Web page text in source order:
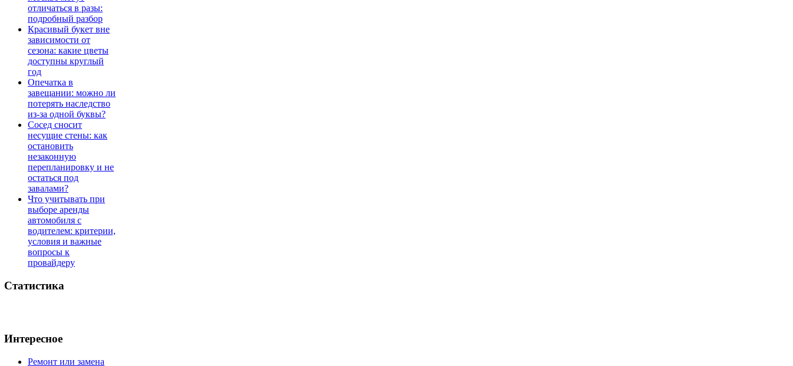
отличаться в разы:
подробный разбор
Красивый букет вне
зависимости от
сезона: какие цветы
доступны круглый
год
Опечатка в
завещании: можно ли
потерять наследство
из-за одной буквы?
Сосед сносит
несущие стены: как
остановить
незаконную
перепланировку и не
остаться под
завалами?
Что учитывать при
выборе аренды
автомобиля с
водителем: критерии,
условия и важные
вопросы к
провайдеру
Статистика
Интересное
Ремонт или замена